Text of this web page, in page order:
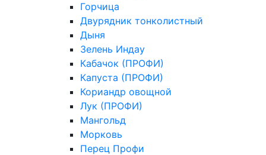
Горчица
Двурядник тонколистный
Дыня
Зелень Индау
Кабачок (ПРОФИ)
Капуста (ПРОФИ)
Кориандр овощной
Лук (ПРОФИ)
Мангольд
Морковь
Перец Профи